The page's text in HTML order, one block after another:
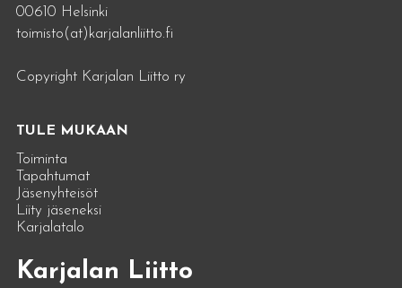
00610 Helsinki
toimisto(at)karjalanliitto.fi
Copyright Karjalan Liitto ry
TULE MUKAAN
Toiminta
Tapahtumat
Jäsenyhteisöt
Liity jäseneksi
Karjalatalo
Karjalan Liitto